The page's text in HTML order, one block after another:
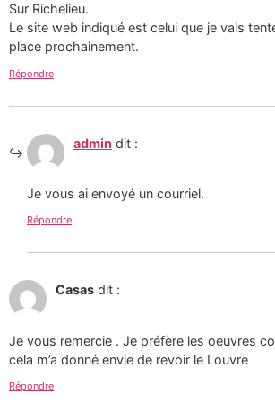
Sur Richelieu.
Le site web indiqué est celui que je vais
place prochainement.
Répondre
admin dit :
Je vous ai envoyé un courriel.
Répondre
Casas dit :
Je vous remercie . Je préfère les oeuvres
cela m’a donné envie de revoir le Louvre
Répondre